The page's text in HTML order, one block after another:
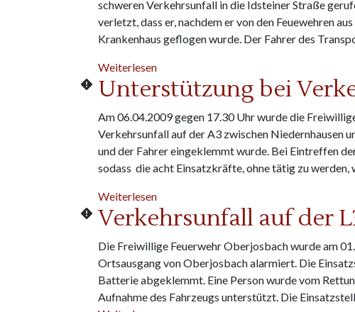
schweren Verkehrsunfall in die Idsteiner Straße
verletzt, dass er, nachdem er von den Feuewehren
Krankenhaus geflogen wurde. Der Fahrer des
Weiterlesenüber Unterstützung bei schwerem
Unterstützung bei
Am 06.04.2009 gegen 17.30 Uhr wurde die
Verkehrsunfall auf der A3 zwischen Niedernhausen
und der Fahrer eingeklemmt wurde. Bei Eintreffen
sodass die acht Einsatzkräfte, ohne tätig zu
Weiterlesenüber Unterstützung bei Verkehrsunfall
Verkehrsunfall auf der
Die Freiwillige Feuerwehr Oberjosbach wurde am
Ortsausgang von Oberjosbach alarmiert. Die
Batterie abgeklemmt. Eine Person wurde vom
Aufnahme des Fahrzeugs unterstützt. Die